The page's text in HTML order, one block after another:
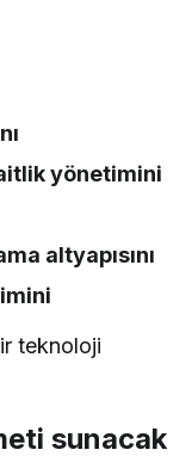
yönetimini
altyapısını
teknoloji
sunacak